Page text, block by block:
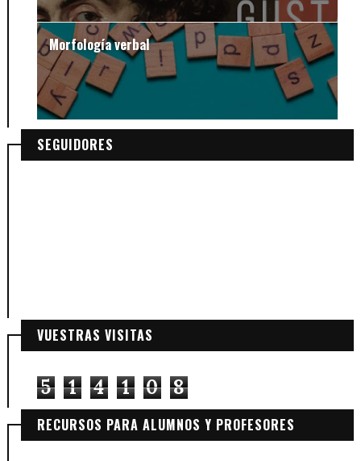
Morfología verbal
SEGUIDORES
VUESTRAS VISITAS
5 1 4 1 0 8
RECURSOS PARA ALUMNOS Y PROFESORES